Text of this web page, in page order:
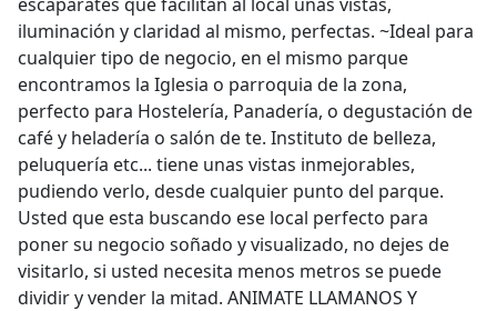
iluminación y claridad al mismo, perfectas. ~Ideal para
cualquier tipo de negocio, en el mismo parque
encontramos la Iglesia o parroquia de la zona,
perfecto para Hostelería, Panadería, o degustación de
café y heladería o salón de te. Instituto de belleza,
peluquería etc... tiene unas vistas inmejorables,
pudiendo verlo, desde cualquier punto del parque.
Usted que esta buscando ese local perfecto para
poner su negocio soñado y visualizado, no dejes de
visitarlo, si usted necesita menos metros se puede
dividir y vender la mitad. ANIMATE LLAMANOS Y